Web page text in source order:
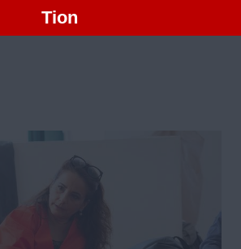
Tion